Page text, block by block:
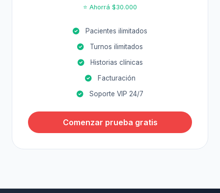
⭐ Ahorrá $30.000
Pacientes ilimitados
Turnos ilimitados
Historias clínicas
Facturación
Soporte VIP 24/7
Comenzar prueba gratis